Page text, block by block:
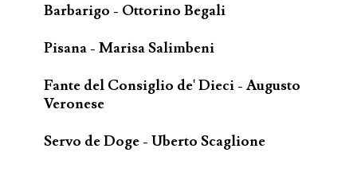
Barbarigo - Ottorino Begali
Pisana - Marisa Salimbeni
Fante del Consiglio de' Dieci - Augusto
Veronese
Servo de Doge - Uberto Scaglione